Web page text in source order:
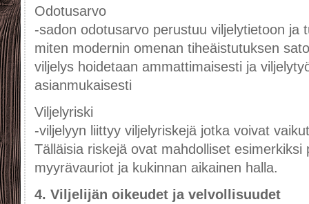
Odotusarvo
-sadon odotusarvo perustuu viljelytietoon ja
miten modernin omenan tiheäistutuksen
viljelys hoidetaan ammattimaisesti ja
asianmukaisesti
Viljelyriski
-viljelyyn liittyy viljelyriskejä jotka voivat
Tälläisia riskejä ovat mahdolliset esimerkiksi
myyrävauriot ja kukinnan aikainen halla.
4. Viljelijän oikeudet ja velvollisuudet